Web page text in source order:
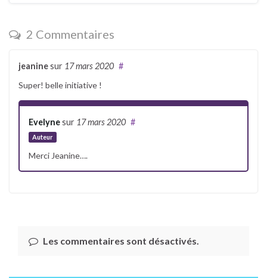
2 Commentaires
jeaninesur 17 mars 2020 #
Super! belle initiative !
Evelynesur 17 mars 2020
Auteur
#
Merci Jeanine….
Les commentaires sont désactivés.